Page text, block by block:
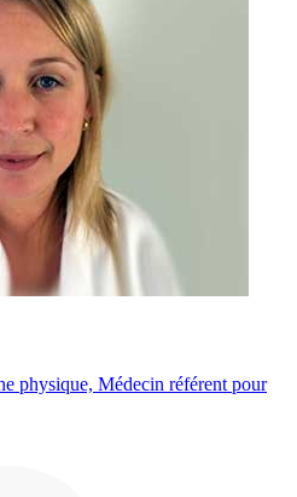
physique, Médecin référent pour